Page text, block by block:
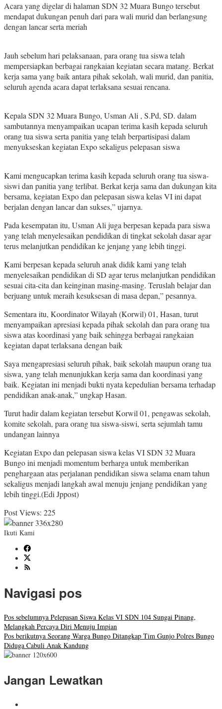
Acara yang digelar di halaman SDN 32 Muara Bungo tersebut
mendapat dukungan penuh dari para wali murid dan berlangsung
dengan lancar serta meriah
Jauh sebelum hari pelaksanaan, para orang tua siswa telah
mempersiapkan berbagai rangkaian kegiatan secara matang. Berkat
kerja sama yang baik antara pihak sekolah, wali murid, dan panitia,
seluruh agenda acara dapat terlaksana sesuai rencana.
Kepala SDN 32 Muara Bungo, Usman Ali , S.Pd, SD. dalam
sambutannya menyampaikan ucapan terima kasih kepada seluruh
orang tua siswa serta panitia yang telah berpartisipasi dalam
menyukseskan kegiatan Expo sekaligus pelepasan siswa
Kami mengucapkan terima kasih kepada seluruh orang tua siswa-
siswi dan panitia yang terlibat. Berkat kerja sama dan dukungan kita
bersama, kegiatan Expo dan pelepasan siswa kelas VI ini dapat
berjalan dengan lancar dan sukses,” ujarnya.
Pada kesempatan itu, Usman Ali juga berpesan kepada para siswa
yang telah menyelesaikan pendidikan di tingkat sekolah dasar agar
terus melanjutkan pendidikan ke jenjang yang lebih tinggi.
Kami berpesan kepada seluruh anak didik kami yang telah
menyelesaikan pendidikan di SD agar terus melanjutkan pendidikan
sesuai cita-cita dan keinginan masing-masing. Teruslah belajar dan
berjuang untuk meraih kesuksesan di masa depan,” pesannya.
Sementara itu, Koordinator Wilayah (Korwil) 01, Hasan, turut
menyampaikan apresiasi kepada pihak sekolah dan para orang tua
siswa atas koordinasi yang baik sehingga berbagai rangkaian
kegiatan dapat terlaksana dengan baik
Saya mengapresiasi seluruh pihak, baik sekolah maupun orang tua
siswa, yang telah menunjukkan kerja sama dan koordinasi yang
baik. Kegiatan ini menjadi bukti nyata kepedulian bersama terhadap
pendidikan anak-anak,” ungkap Hasan.
Turut hadir dalam kegiatan tersebut Korwil 01, pengawas sekolah,
komite sekolah, para orang tua siswa-siswi, serta sejumlah tamu
undangan lainnya
Kegiatan Expo dan pelepasan siswa kelas VI SDN 32 Muara
Bungo ini menjadi momentum berharga untuk memberikan
penghargaan atas perjalanan pendidikan siswa selama enam tahun
sekaligus menjadi langkah awal menuju jenjang pendidikan yang
lebih tinggi.(Edi Jppost)
Post Views: 225
Ikuti Kami
Navigasi pos
Pos sebelumnya Pelepasan Siswa Kelas VI SDN 104 Sungai Pinang,
Melangkah Percaya Diri Menuju Impian
Pos berikutnya Seorang Warga Bungo Ditangkap Tim Gunjo Polres Bungo
Diduga Cabuli Anak Kandung
Jangan Lewatkan